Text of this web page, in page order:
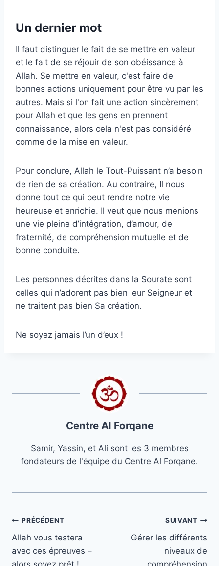
Un dernier mot
Il faut distinguer le fait de se mettre en valeur
et le fait de se réjouir de son obéissance à
Allah. Se mettre en valeur, c'est faire de
bonnes actions uniquement pour être vu par les
autres. Mais si l'on fait une action sincèrement
pour Allah et que les gens en prennent
connaissance, alors cela n'est pas considéré
comme de la mise en valeur.
Pour conclure, Allah le Tout-Puissant n’a besoin
de rien de sa création. Au contraire, Il nous
donne tout ce qui peut rendre notre vie
heureuse et enrichie. Il veut que nous menions
une vie pleine d’intégration, d’amour, de
fraternité, de compréhension mutuelle et de
bonne conduite.
Les personnes décrites dans la Sourate sont
celles qui n’adorent pas bien leur Seigneur et
ne traitent pas bien Sa création.
Ne soyez jamais l’un d’eux !
Centre Al Forqane
Samir, Yassin, et Ali sont les 3 membres
fondateurs de l'équipe du Centre Al Forqane.
Navigation
de
PRÉCÉDENT
Allah vous testera
avec ces épreuves –
alors soyez prêt !
SUIVANT
Gérer les différents
niveaux de
compréhension